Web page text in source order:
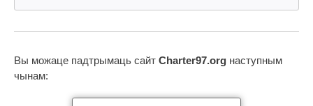
Вы можаце падтрымаць сайт Charter97.org наступным
чынам: